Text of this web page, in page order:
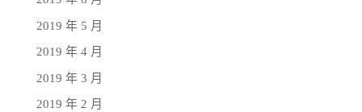
2019 年 5 月
2019 年 4 月
2019 年 3 月
2019 年 2 月